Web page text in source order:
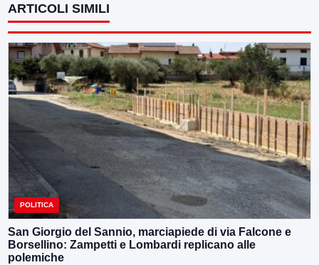
ARTICOLI SIMILI
POLITICA
San Giorgio del Sannio, marciapiede di via Falcone e
Borsellino: Zampetti e Lombardi replicano alle
polemiche